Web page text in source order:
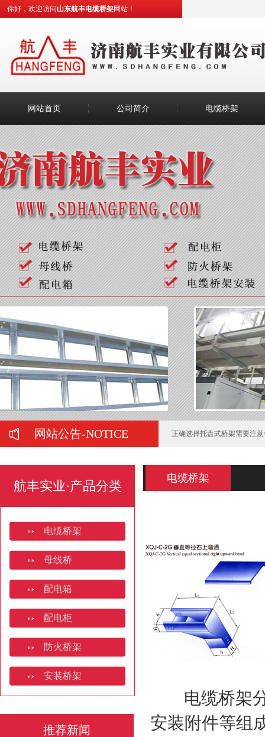
你好，欢迎访问山东航丰电缆桥架网站！
网站首页 公司简介 电缆桥架
网站公告-NOTICE
如何判断喷塑桥架的质量好
弱电工程中常用的桥架有哪
在购买母线槽时有哪些注意
正确选择托盘式桥架需要注
托盘式桥架服役期间的运维
济南电缆桥架:安装规范与全
如何判断喷塑桥架的质量好
航丰实业·产品分类
电缆桥架
母线桥
配电箱
配电柜
防火桥架
安装桥架
推荐新闻
电缆桥架
电缆桥架分
安装附件等组